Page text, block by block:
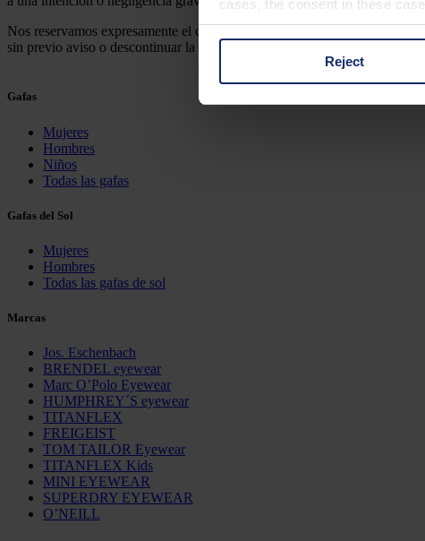
cases, the consent in these
You can consent to the use of
Reject
Nos reservamos expresamente el derecho de cambiar, agregar o eliminar
sin previo aviso o descontinuar la publicación temporal o
Gafas
Mujeres
Hombres
Niños
Todas las gafas
Gafas del Sol
Mujeres
Hombres
Todas las gafas de sol
Marcas
Jos. Eschenbach
BRENDEL eyewear
Marc O’Polo Eyewear
HUMPHREY´S eyewear
TITANFLEX
FREIGEIST
TOM TAILOR Eyewear
TITANFLEX Kids
MINI EYEWEAR
SUPERDRY EYEWEAR
O’NEILL